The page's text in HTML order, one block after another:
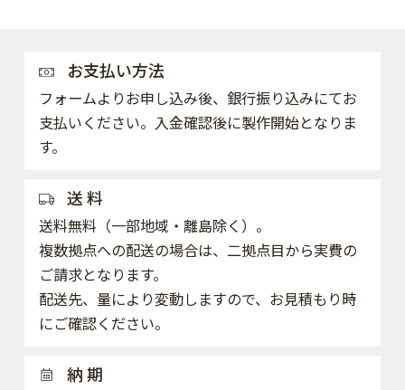
お支払い方法
フォームよりお申し込み後、銀行振り込みにてお
支払いください。入金確認後に製作開始となりま
す。
送 料
送料無料（一部地域・離島除く）。
複数拠点への配送の場合は、二拠点目から実費の
ご請求となります。
配送先、量により変動しますので、お見積もり時
にご確認ください。
納 期